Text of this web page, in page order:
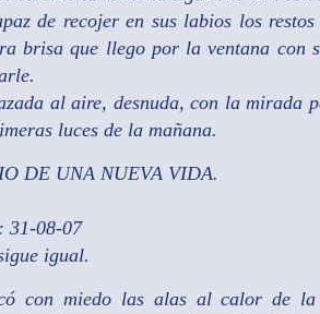
de recojer en sus labios los
brisa que llego por la ventana con
al aire, desnuda, con la mirada
luces de la mañana.
DE UNA NUEVA VIDA.
31-08-07
igual.
con miedo las alas al calor de